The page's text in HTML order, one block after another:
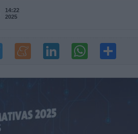
14:22
2025